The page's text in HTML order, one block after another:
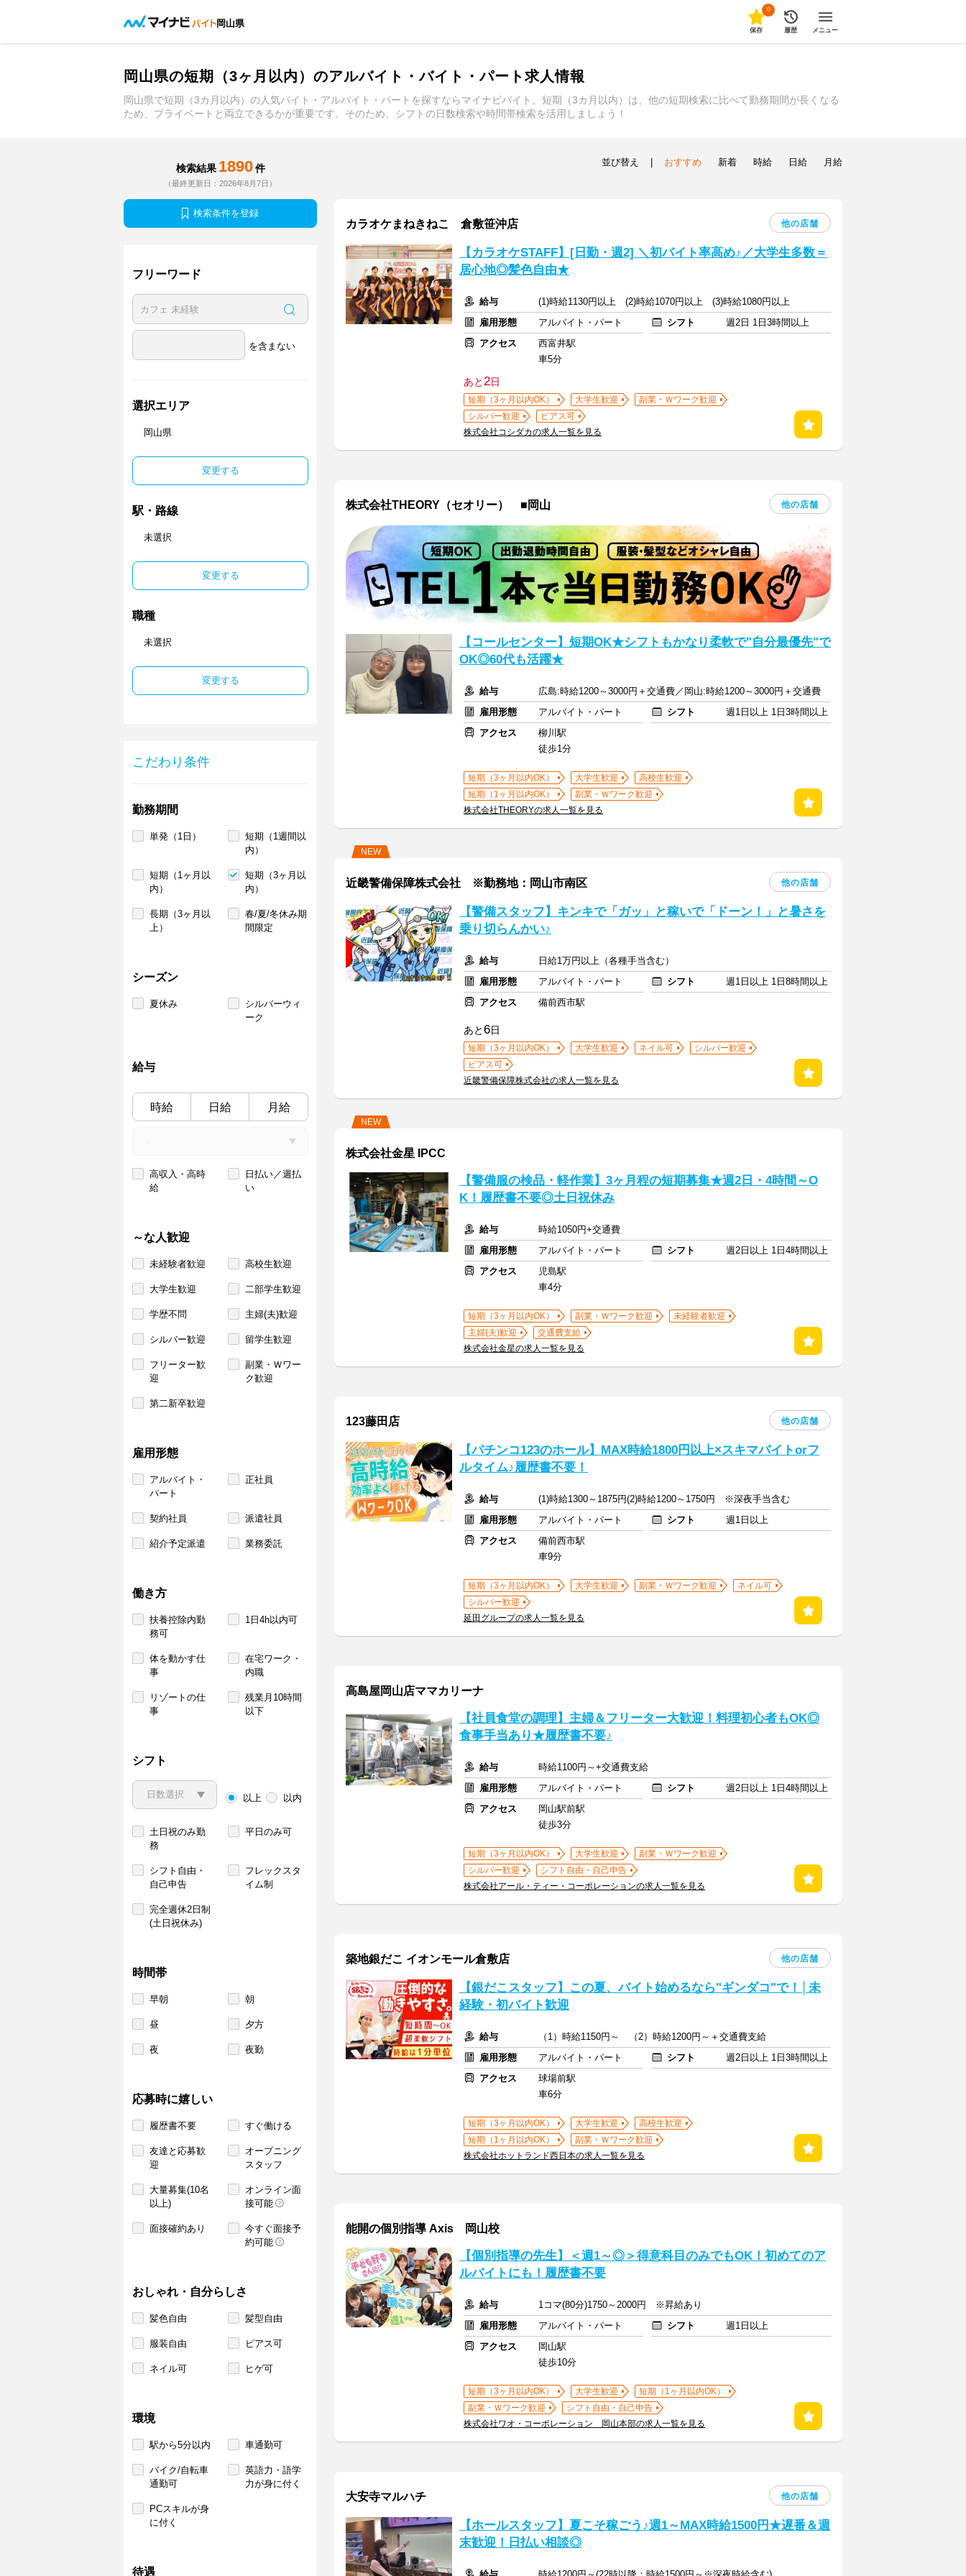
岡山県
0
保存 履歴 メニュー
岡山県の短期（3ヶ月以内）のアルバイト・バイト・パート求人情報
岡山県で短期（3カ月以内）の人気バイト・アルバイト・パートを探すならマイナビバイト。短期（3カ月以内）は、他の短期検索に比べて勤務期間が長くなる
ため、プライベートと両立できるかが重要です。そのため、シフトの日数検索や時間帯検索を活用しましょう！
検索結果 1890 件
（最終更新日：2026年8月7日）
検索条件を登録
フリーワード
を含まない
選択エリア
岡山県
変更する
駅・路線
未選択
変更する
職種
未選択
変更する
こだわり条件
勤務期間
単発（1日）
短期（1週間以
内）
短期（1ヶ月以
内）
短期（3ヶ月以
内）
長期（3ヶ月以
上）
春/夏/冬休み期
間限定
シーズン
夏休み
シルバーウィ
ーク
給与
時給 日給 月給
高収入・高時
給
日払い／週払
い
～な人歓迎
未経験者歓迎 高校生歓迎
大学生歓迎 二部学生歓迎
学歴不問 主婦(夫)歓迎
シルバー歓迎 留学生歓迎
フリーター歓
迎
副業・Ｗワー
ク歓迎
第二新卒歓迎
雇用形態
アルバイト・
パート
正社員
契約社員 派遣社員
紹介予定派遣 業務委託
働き方
扶養控除内勤
務可
1日4h以内可
体を動かす仕
事
在宅ワーク・
内職
リゾートの仕
事
残業月10時間
以下
シフト
以上 以内
土日祝のみ勤
務
平日のみ可
シフト自由・
自己申告
フレックスタ
イム制
完全週休2日制
(土日祝休み)
時間帯
早朝 朝
昼 夕方
夜 夜勤
応募時に嬉しい
履歴書不要 すぐ働ける
友達と応募歓
迎
オープニング
スタッフ
大量募集(10名
以上)
オンライン面
接可能
面接確約あり
今すぐ面接予
約可能
おしゃれ・自分らしさ
髪色自由 髪型自由
服装自由 ピアス可
ネイル可 ヒゲ可
環境
駅から5分以内 車通勤可
バイク/自転車
通勤可
英語力・語学
力が身に付く
PCスキルが身
に付く
待遇
並び替え おすすめ 新着 時給 日給 月給
カラオケまねきねこ 倉敷笹沖店 他の店舗
【カラオケSTAFF】[日勤・週2] ＼初バイト率高め♪／大学生多数＝
居心地◎髪色自由★
給与
(1)時給1130円以上 (2)時給1070円以上 (3)時給1080円以上
雇用形態
アルバイト・パート シフト
週2日 1日3時間以上
アクセス
西富井駅
車5分
あと2日
短期（3ヶ月以内OK） 大学生歓迎
副業・Ｗワーク歓迎
シルバー歓迎
ピアス可
株式会社コシダカの求人一覧を見る
株式会社THEORY（セオリー） ■岡山 他の店舗
【コールセンター】短期OK★シフトもかなり柔軟で"自分最優先"で
OK◎60代も活躍★
給与
広島:時給1200～3000円＋交通費／岡山:時給1200～3000円＋交通費
雇用形態
アルバイト・パート シフト
週1日以上 1日3時間以上
アクセス
柳川駅
徒歩1分
短期（3ヶ月以内OK） 大学生歓迎
高校生歓迎
短期（1ヶ月以内OK）
副業・Ｗワーク歓迎
株式会社THEORYの求人一覧を見る
NEW
近畿警備保障株式会社 ※勤務地：岡山市南区 他の店舗
【警備スタッフ】キンキで「ガッ」と稼いで「ドーン！」と暑さを
乗り切らんかい♪
給与
日給1万円以上（各種手当含む）
雇用形態
アルバイト・パート シフト
週1日以上 1日8時間以上
アクセス
備前西市駅
あと6日
短期（3ヶ月以内OK） 大学生歓迎 ネイル可
シルバー歓迎
ピアス可
近畿警備保障株式会社の求人一覧を見る
NEW
株式会社金星 IPCC
【警備服の検品・軽作業】3ヶ月程の短期募集★週2日・4時間～O
K！履歴書不要◎土日祝休み
給与
時給1050円+交通費
雇用形態
アルバイト・パート シフト
週2日以上 1日4時間以上
アクセス
児島駅
車4分
短期（3ヶ月以内OK） 副業・Ｗワーク歓迎
未経験者歓迎
主婦(夫)歓迎
交通費支給
株式会社金星の求人一覧を見る
123藤田店 他の店舗
【パチンコ123のホール】MAX時給1800円以上×スキマバイトorフ
ルタイム♪履歴書不要！
給与
(1)時給1300～1875円(2)時給1200～1750円 ※深夜手当含む
雇用形態
アルバイト・パート シフト
週1日以上
アクセス
備前西市駅
車9分
短期（3ヶ月以内OK） 大学生歓迎 副業・Ｗワーク歓迎
ネイル可
シルバー歓迎
延田グループの求人一覧を見る
高島屋岡山店ママカリーナ
【社員食堂の調理】主婦＆フリーター大歓迎！料理初心者もOK◎
食事手当あり★履歴書不要♪
給与
時給1100円～+交通費支給
雇用形態
アルバイト・パート シフト
週2日以上 1日4時間以上
アクセス
岡山駅前駅
徒歩3分
短期（3ヶ月以内OK） 大学生歓迎
副業・Ｗワーク歓迎
シルバー歓迎
シフト自由・自己申告
株式会社アール・ティー・コーポレーションの求人一覧を見る
築地銀だこ イオンモール倉敷店 他の店舗
【銀だこスタッフ】この夏、バイト始めるなら"ギンダコ"で！│未
経験・初バイト歓迎
給与
（1）時給1150円～ （2）時給1200円～＋交通費支給
雇用形態
アルバイト・パート シフト
週2日以上 1日3時間以上
アクセス
球場前駅
車6分
短期（3ヶ月以内OK） 大学生歓迎
高校生歓迎
短期（1ヶ月以内OK）
副業・Ｗワーク歓迎
株式会社ホットランド西日本の求人一覧を見る
能開の個別指導 Axis 岡山校
【個別指導の先生】＜週1～◎＞得意科目のみでもOK！初めてのア
ルバイトにも！履歴書不要
給与
1コマ(80分)1750～2000円 ※昇給あり
雇用形態
アルバイト・パート シフト
週1日以上
アクセス
岡山駅
徒歩10分
短期（3ヶ月以内OK） 大学生歓迎
短期（1ヶ月以内OK）
副業・Ｗワーク歓迎
シフト自由・自己申告
株式会社ワオ・コーポレーション 岡山本部の求人一覧を見る
大安寺マルハチ 他の店舗
【ホールスタッフ】夏こそ稼ごう♪週1～MAX時給1500円★遅番＆週
末歓迎！日払い相談◎